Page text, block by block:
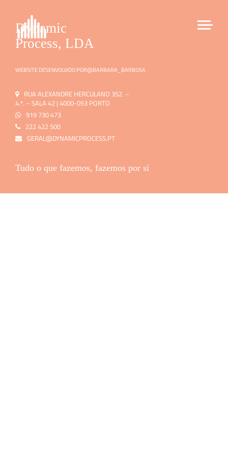
RUA ALEXANDRE HERCULANO 352. –
4.º. – SALA 42 | 4000-053 PORTO
919 730 473
222 422 500
GERAL@DYNAMICPROCESS.PT
Tudo o que fazemos, fazemos por si
Dynamic
Process, LDA
WEBSITE DESENVOLVIDO POR@BARBARA_BARBOSA